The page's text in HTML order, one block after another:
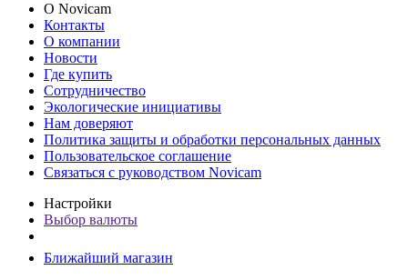
О Novicam
Контакты
О компании
Новости
Где купить
Сотрудничество
Экологические инициативы
Нам доверяют
Политика защиты и обработки персональных данных
Пользовательское соглашение
Связаться с руководством Novicam
Настройки
Выбор валюты
Ближайший магазин